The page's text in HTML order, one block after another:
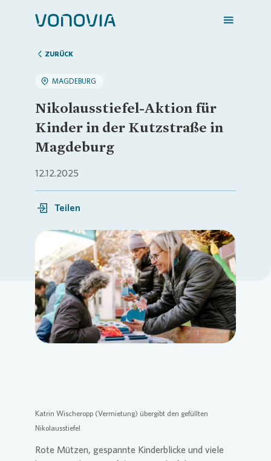
Zuhause finden
Mein Zuhause
Meine Stadt
Login
ZURÜCK
MAGDEBURG
Nikolausstiefel-Aktion für
Kinder in der Kutzstraße in
Magdeburg
12.12.2025
Teilen
Loading...
Katrin Wischeropp (Vermietung) übergibt den gefüllten
Nikolausstiefel
Rote Mützen, gespannte Kinderblicke und viele